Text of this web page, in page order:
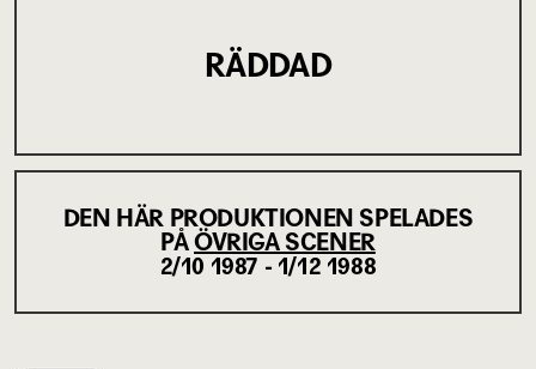
RÄDDAD
DEN HÄR PRODUKTIONEN SPELADES
PÅÖVRIGA SCENER
2/10 1987 - 1/12 1988